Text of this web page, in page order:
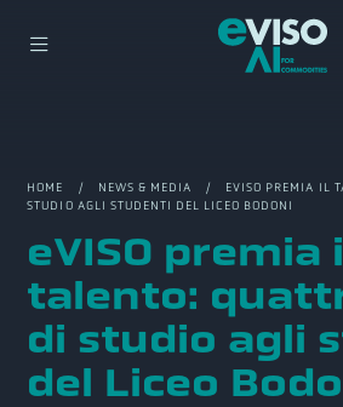
HOME / NEWS & MEDIA / EVISO PREMIA IL
STUDIO AGLI STUDENTI DEL LICEO BODONI
eVISO premia
talento:
di studio agli
del Liceo